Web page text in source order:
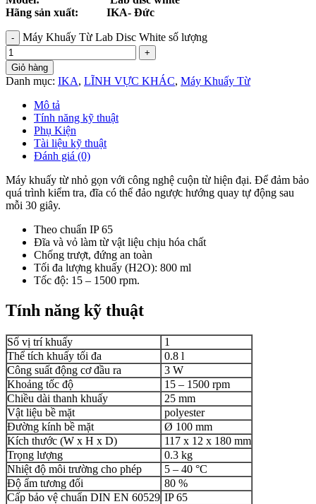
Hãng sản xuất: IKA- Đức
Máy Khuấy Từ Lab Disc White số lượng
Giỏ hàng
Danh mục: IKA, LĨNH VỰC KHÁC, Máy Khuấy Từ
Mô tả
Tính năng kỹ thuật
Phụ Kiện
Tài liệu kỹ thuật
Đánh giá (0)
Máy khuấy từ nhỏ gọn với công nghệ cuộn từ hiện đại. Để đảm bảo
quá trình kiểm tra, đĩa có thể đảo ngược hướng quay tự động sau
mỗi 30 giây.
Theo chuẩn IP 65
Đĩa và vỏ làm từ vật liệu chịu hóa chất
Chống trượt, đứng an toàn
Tối đa lượng khuấy (H2O): 800 ml
Tốc độ: 15 – 1500 rpm.
Tính năng kỹ thuật
Số vị trí khuấy
1
Thể tích khuấy tối đa
0.8 l
Công suất động cơ đầu ra
3 W
Khoảng tốc độ
15 – 1500 rpm
Chiều dài thanh khuấy
25 mm
Vật liệu bề mặt
polyester
Đường kính bề mặt
Ø 100 mm
Kích thước (W x H x D)
117 x 12 x 180 mm
Trọng lượng
0.3 kg
Nhiệt độ môi trường cho phép
5 – 40 °C
Độ ẩm tương đối
80 %
Cấp bảo vệ chuẩn DIN EN 60529 IP 65